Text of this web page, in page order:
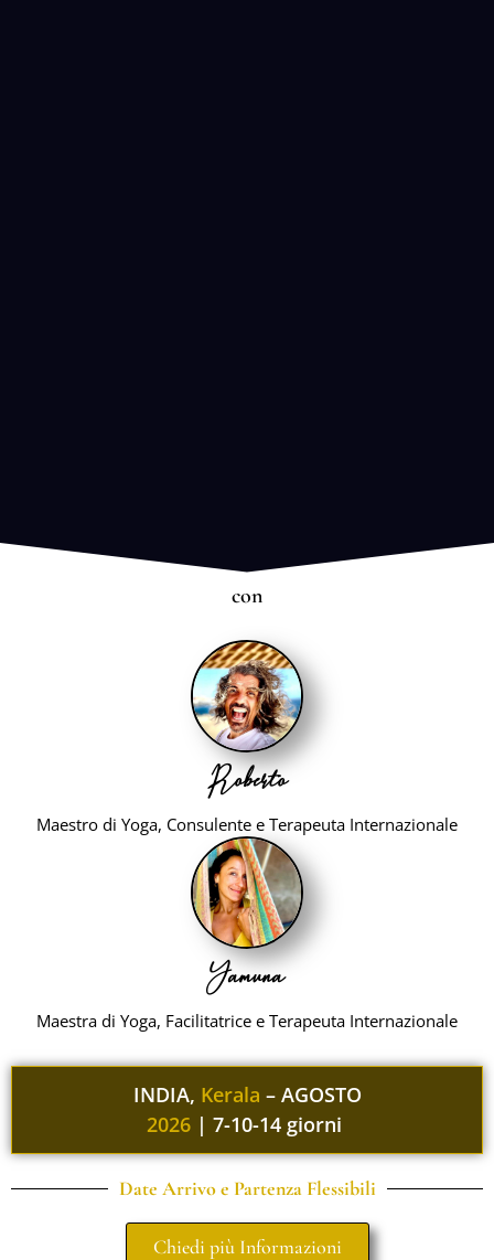
con
Roberto
Maestro di Yoga, Consulente e Terapeuta Internazionale
Yamuna
Maestra di Yoga, Facilitatrice e Terapeuta Internazionale
INDIA, Kerala – AGOSTO
2026 | 7-10-14 giorni ​
Date Arrivo e Partenza Flessibili
Chiedi più Informazioni